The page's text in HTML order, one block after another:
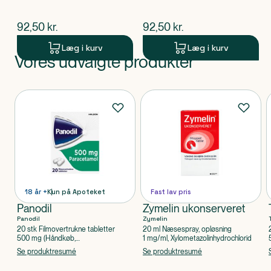
$nuværende pris
92,50 kr.
Læg i kurv
$nuværende pris
92,50 kr.
Læg i kurv
Produkt 1 af 0
Vores udvalgte produkter
Produkter
18 år +Kun på Apoteket
Panodil
Panodil
20 stk Filmovertrukne tabletter
500 mg (Håndkøb,
apoteksforbeholdt), Paracetamol
Se produktresumé
Fast lav pris
Zymelin ukonserveret
Zymelin
20 ml Næsespray, opløsning
1 mg/ml, Xylometazolinhydrochlorid
Se produktresumé